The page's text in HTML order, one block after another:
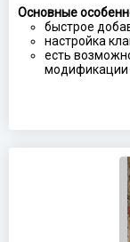
Основные
быстрое
настройка
есть
модификации